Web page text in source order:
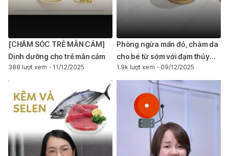
[CHĂM SÓC TRẺ MẪN CẢM]
Dinh dưỡng cho trẻ mẫn cảm
388 lượt xem 11/12/2025
Phòng ngừa mẩn đỏ, chàm da
cho bé từ sớm với đạm thủy
phân 1 phần
1.9k lượt xem 09/12/2025